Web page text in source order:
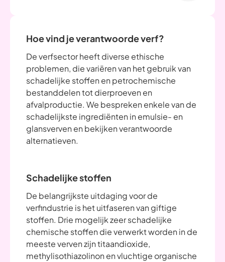
Hoe vind je verantwoorde verf?
De verfsector heeft diverse ethische
problemen, die variëren van het gebruik van
schadelijke stoffen en petrochemische
bestanddelen tot dierproeven en
afvalproductie. We bespreken enkele van de
schadelijkste ingrediënten in emulsie- en
glansverven en bekijken verantwoorde
alternatieven.
Schadelijke stoffen
De belangrijkste uitdaging voor de
verfindustrie is het uitfaseren van giftige
stoffen. Drie mogelijk zeer schadelijke
chemische stoffen die verwerkt worden in de
meeste verven zijn titaandioxide,
methylisothiazolinon en vluchtige organische